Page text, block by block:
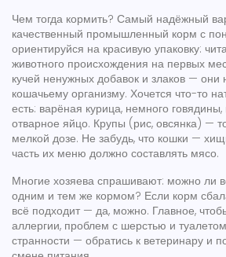
Чем тогда кормить? Самый надёжный
качественный промышленный корм с
ориентируйся на красивую упаковку:
животного происхождения на первых
кучей ненужных добавок и злаков — они
кошачьему организму. Хочется что-то
есть: варёная курица, немного говядины,
отварное яйцо. Крупы (рис, овсянка) —
мелкой дозе. Не забудь, что кошки —
часть их меню должно составлять мясо.
Многие хозяева спрашивают: можно ли
одним и тем же кормом? Если корм
всё подходит — да, можно. Главное,
аллергии, проблем с шерстью и
странности — обратись к ветеринару и